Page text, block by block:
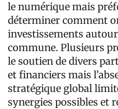
le numérique mais
déterminer comment
investissements
commune. Plusieurs
le soutien de divers
et financiers mais
stratégique global
synergies possibles et